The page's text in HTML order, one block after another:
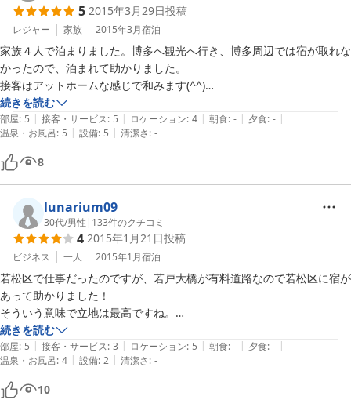
5 2015年3月29日投稿
レジャー 家族 2015年3月宿泊
家族４人で泊まりました。博多へ観光へ行き、博多周辺では宿が取れな
かったので、泊まれて助かりました。
接客はアットホームな感じで和みます(^^)
また、今回一軒家タイプを借りたのですが「今日はお泊りの方がいない
ので旅館の方のお風呂をどうですか？」と勧めて下さって、広々とした
お風呂に入れて思いがけず嬉しかったです。
部屋の設備はレトロな感じ、アメニティーや飲み物など必要なものは全
て揃っています。
また機会があれば利用したいです！
続きを読む
部屋: 5 | 接客・サービス: 5 | ロケーション: 4 | 朝食: - | 夕食: - |
温泉・お風呂: 5 | 設備: 5 | 清潔さ: -
8
lunarium09
30代/男性 | 133件のクチコミ
4 2015年1月21日投稿
ビジネス 一人 2015年1月宿泊
若松区で仕事だったのですが、若戸大橋が有料道路なので若松区に宿が
あって助かりました！
そういう意味で立地は最高ですね。
概ね価格的には大満足でしたが、気になったところがいくつかありまし
たので、
評価は１減らして、４とさせていただきました。うるさくてゴメンナサ
イ！
続きを読む
部屋: 5 | 接客・サービス: 3 | ロケーション: 5 | 朝食: - | 夕食: - |
温泉・お風呂: 4 | 設備: 2 | 清潔さ: -
10